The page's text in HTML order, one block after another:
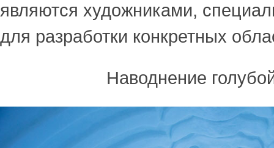
являются художниками,
для разработки конкретных
Наводнение